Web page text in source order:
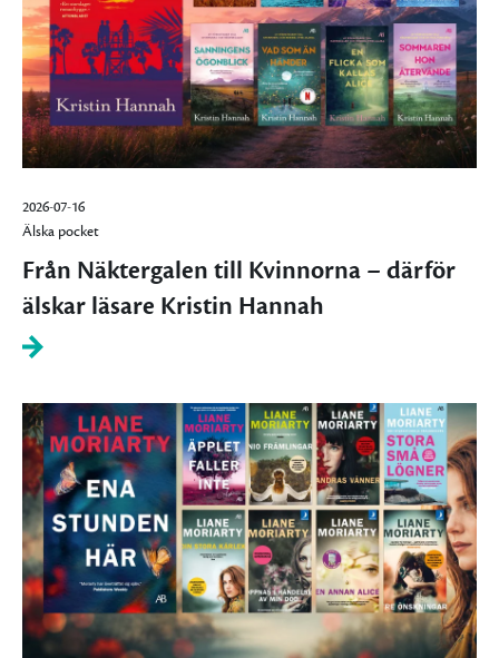
2026-07-16
Älska pocket
Från Näktergalen till Kvinnorna – därför
älskar läsare Kristin Hannah